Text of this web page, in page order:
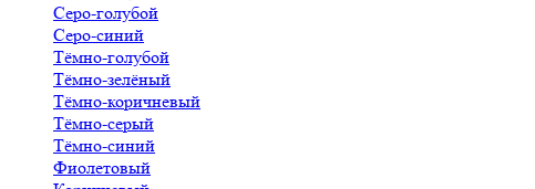
Серо-голубой
Серо-синий
Тёмно-голубой
Тёмно-зелёный
Тёмно-коричневый
Тёмно-серый
Тёмно-синий
Фиолетовый